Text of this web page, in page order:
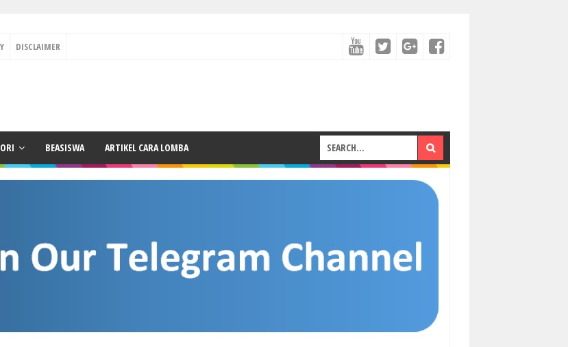
DISCLAIMER
BEASISWA ARTIKEL CARA LOMBA